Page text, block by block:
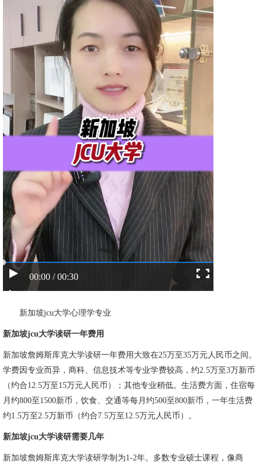
00:00 / 00:30
新加坡jcu大学心理学专业
新加坡jcu大学读研一年费用
新加坡詹姆斯库克大学读研一年费用大致在25万至35万元人民币之间。
学费因专业而异，商科、信息技术等专业学费较高，约2.5万至3万新币
（约合12.5万至15万元人民币）；其他专业稍低。生活费方面，住宿每
月约800至1500新币，饮食、交通等每月约500至800新币，一年生活费
约1.5万至2.5万新币（约合7.5万至12.5万元人民币）。
新加坡jcu大学读研需要几年
新加坡詹姆斯库克大学读研学制为1-2年。多数专业硕士课程，像商